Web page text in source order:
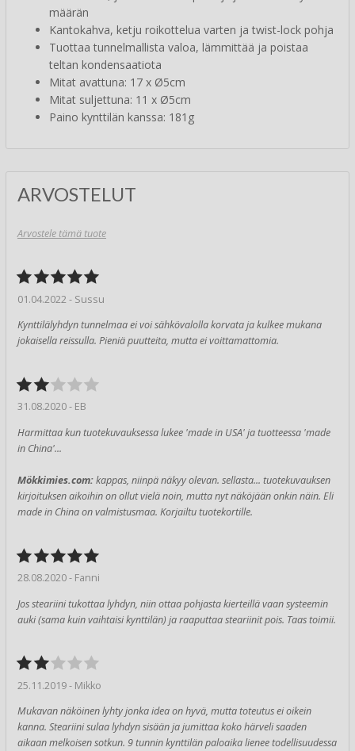
määrän
Kantokahva, ketju roikottelua varten ja twist-lock pohja
Tuottaa tunnelmallista valoa, lämmittää ja poistaa
teltan kondensaatiota
Mitat avattuna: 17 x Ø5cm
Mitat suljettuna: 11 x Ø5cm
Paino kynttilän kanssa: 181g
ARVOSTELUT
Arvostele tämä tuote
01.04.2022 - Sussu
Kynttilälyhdyn tunnelmaa ei voi sähkövalolla korvata ja kulkee mukana
jokaisella reissulla. Pieniä puutteita, mutta ei voittamattomia.
31.08.2020 - EB
Harmittaa kun tuotekuvauksessa lukee 'made in USA' ja tuotteessa 'made
in China'...
Mökkimies.com:kappas, niinpä näkyy olevan. sellasta... tuotekuvauksen
kirjoituksen aikoihin on ollut vielä noin, mutta nyt näköjään onkin näin. Eli
made in China on valmistusmaa. Korjailtu tuotekortille.
28.08.2020 - Fanni
Jos steariini tukottaa lyhdyn, niin ottaa pohjasta kierteillä vaan systeemin
auki (sama kuin vaihtaisi kynttilän) ja raaputtaa steariinit pois. Taas toimii.
25.11.2019 - Mikko
Mukavan näköinen lyhty jonka idea on hyvä, mutta toteutus ei oikein
kanna. Steariini sulaa lyhdyn sisään ja jumittaa koko härveli saaden
aikaan melkoisen sotkun. 9 tunnin kynttilän paloaika lienee todellisuudessa